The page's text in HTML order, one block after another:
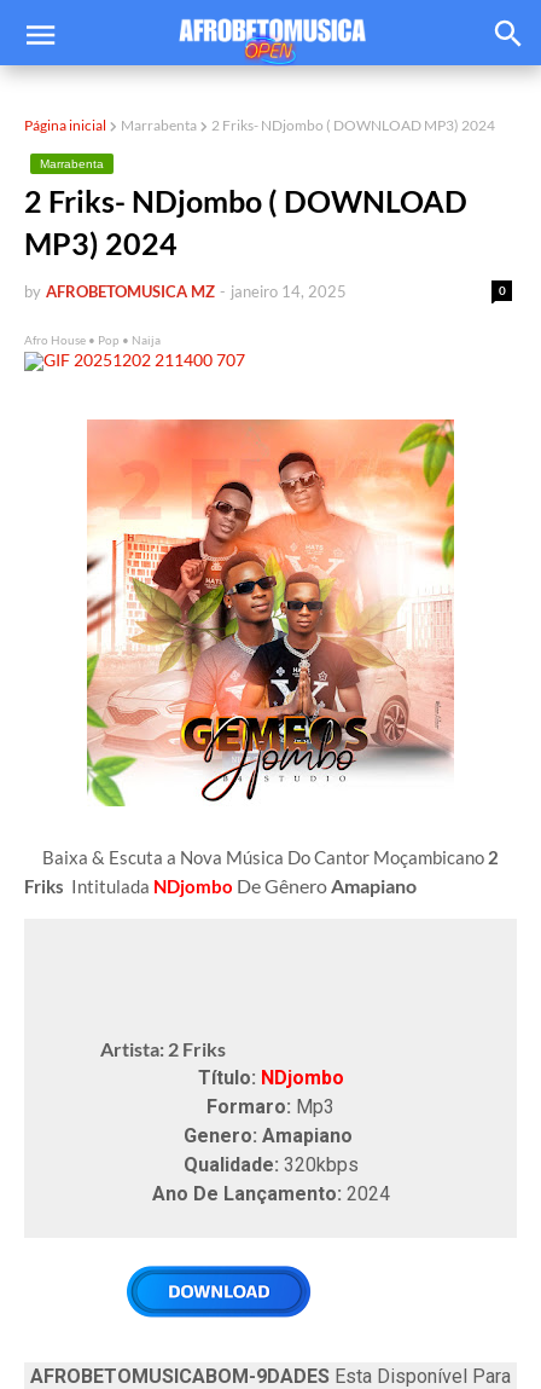
Página inicial Marrabenta 2 Friks- NDjombo ( DOWNLOAD MP3) 2024
Marrabenta
2 Friks- NDjombo ( DOWNLOAD
MP3) 2024
by AFROBETOMUSICA MZ 0
- janeiro 14, 2025
Afro House • Pop • Naija
Baixa & Escuta a Nova Música Do Cantor Moçambicano 2
Friks Intitulada NDjombo De GêneroAmapiano
Artista: 2 Friks
Título: NDjombo
Formaro: Mp3
Genero: Amapiano
Qualidade: 320kbps
Ano De Lançamento: 2024
AFROBETOMUSICABOM-9DADES Esta Disponível Para